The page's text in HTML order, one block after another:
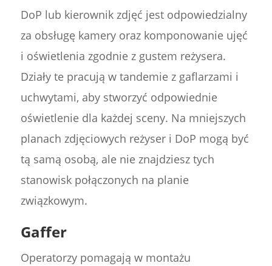
DoP lub kierownik zdjęć jest odpowiedzialny
za obsługę kamery oraz komponowanie ujęć
i oświetlenia zgodnie z gustem reżysera.
Działy te pracują w tandemie z gaflarzami i
uchwytami, aby stworzyć odpowiednie
oświetlenie dla każdej sceny. Na mniejszych
planach zdjęciowych reżyser i DoP mogą być
tą samą osobą, ale nie znajdziesz tych
stanowisk połączonych na planie
związkowym.
Gaffer
Operatorzy pomagają w montażu